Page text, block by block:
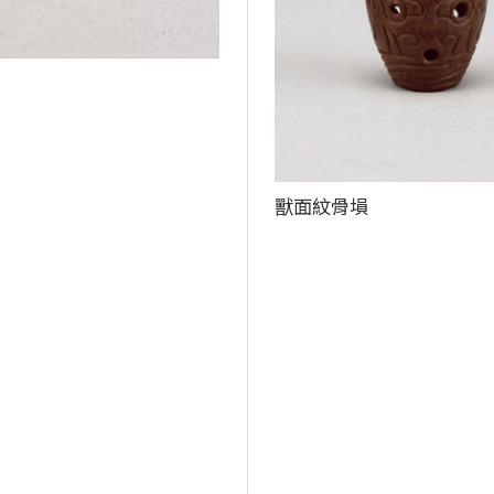
獸面紋骨塤